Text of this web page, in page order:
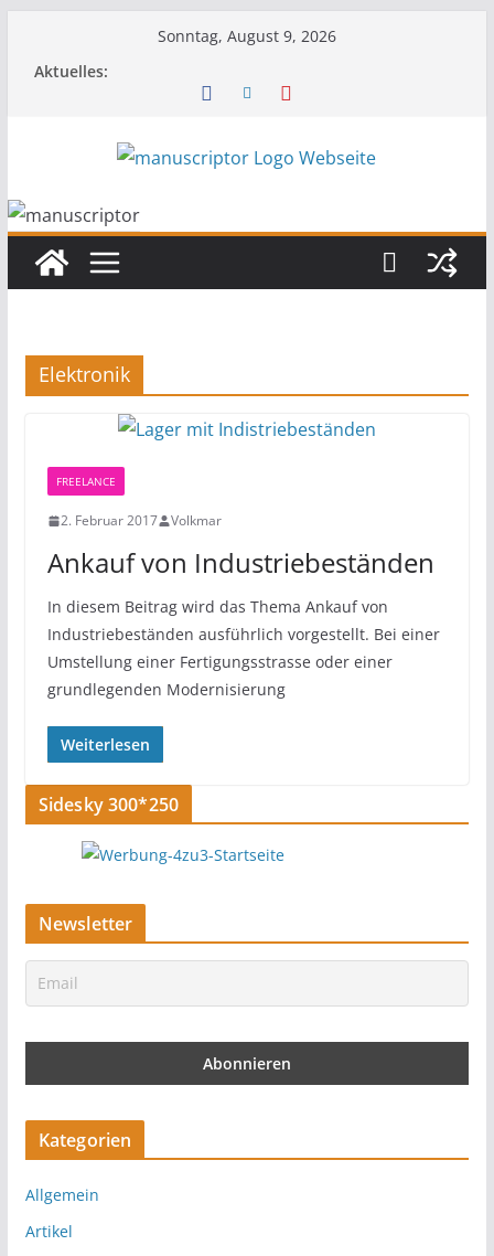
Sonntag, August 9, 2026
Aktuelles:
Elektronik
FREELANCE
2. Februar 2017 Volkmar
Ankauf von Industriebeständen
In diesem Beitrag wird das Thema Ankauf von
Industriebeständen ausführlich vorgestellt. Bei einer
Umstellung einer Fertigungsstrasse oder einer
grundlegenden Modernisierung
Weiterlesen
Sidesky 300*250
Newsletter
Kategorien
Allgemein
Artikel